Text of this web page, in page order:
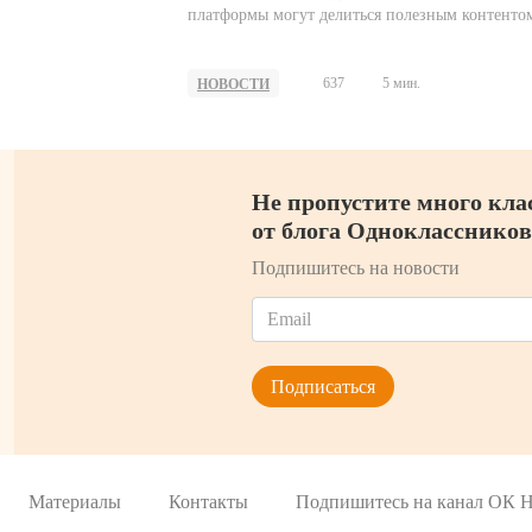
платформы могут делиться полезным
своих близких. Среди популярных тем —
НОВОСТИ 637 5 мин.
Не пропустите много
от блога
Подпишитесь на новости
Материалы Контакты Подпишитесь на канал ОК